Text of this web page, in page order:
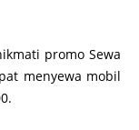
promo Sewa
menyewa mobil